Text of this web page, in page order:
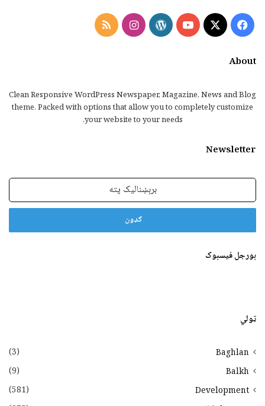
Facebook
X
YouTube
WordPress
Instagram
RSS
About
Clean Responsive WordPress Newspaper, Magazine, News and Blog
theme. Packed with options that allow you to completely customize
your website to your needs.
Newsletter
برېښنالیک
بورجل فیسبوک
ټولي
Baghlan
(3)
Balkh
(9)
Development
(581)